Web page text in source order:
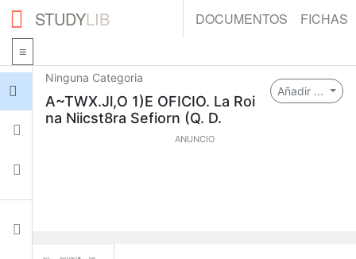
STUDYLIB DOCUMENTOS FICHAS
Añadir ...
Ninguna Categoria
A~TWX.Jl,O 1)E OFICIO. La Roi
na Niicst8ra Sefiorn (Q. D.
ANUNCIO